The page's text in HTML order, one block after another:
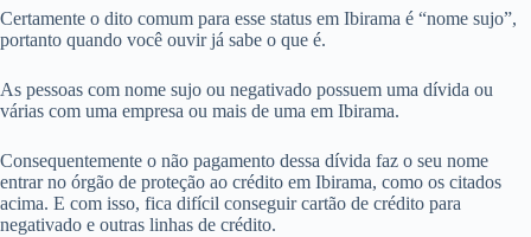
Certamente o dito comum para esse status em Ibirama é “nome sujo”,
portanto quando você ouvir já sabe o que é.
As pessoas com nome sujo ou negativado possuem uma dívida ou
várias com uma empresa ou mais de uma em Ibirama.
Consequentemente o não pagamento dessa dívida faz o seu nome
entrar no órgão de proteção ao crédito em Ibirama, como os citados
acima. E com isso, fica difícil conseguir cartão de crédito para
negativado e outras linhas de crédito.